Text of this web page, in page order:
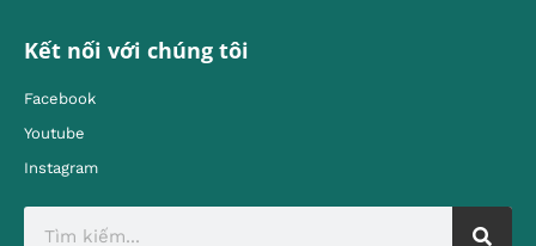
Kết nối với chúng tôi
Facebook
Youtube
Instagram